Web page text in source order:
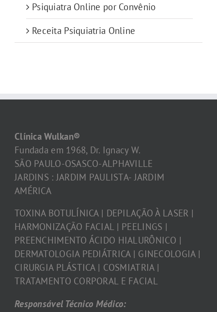
Psiquiatra Online por Convênio
Receita Psiquiatria Online
Clínica Wulkan®
Fundada em 1968, Dr. Ignacy W.
SÃO PAULO-OSASCO-ALPHAVILLE
JARDINS : JARDIM PAULISTA- JARDIM
AMÉRICA
TOXINA BOTULÍNICA | DEPILAÇÃO À LASER |
HARMONIZAÇÃO FACIAL | PEELINGS |
PREENCHIMENTO ÁCIDO HIALURÔNICO |
DERMATOLOGIA PEDIÁTRICA | GINECOLOGIA |
CIRURGIA PLÁSTICA | COSMIATRIA |
TRATAMENTO CORPORAL E FACIAL
Responsável Técnico Médico: